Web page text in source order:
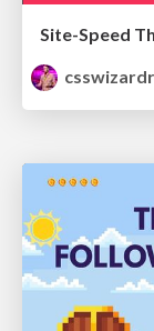
Site-Speed